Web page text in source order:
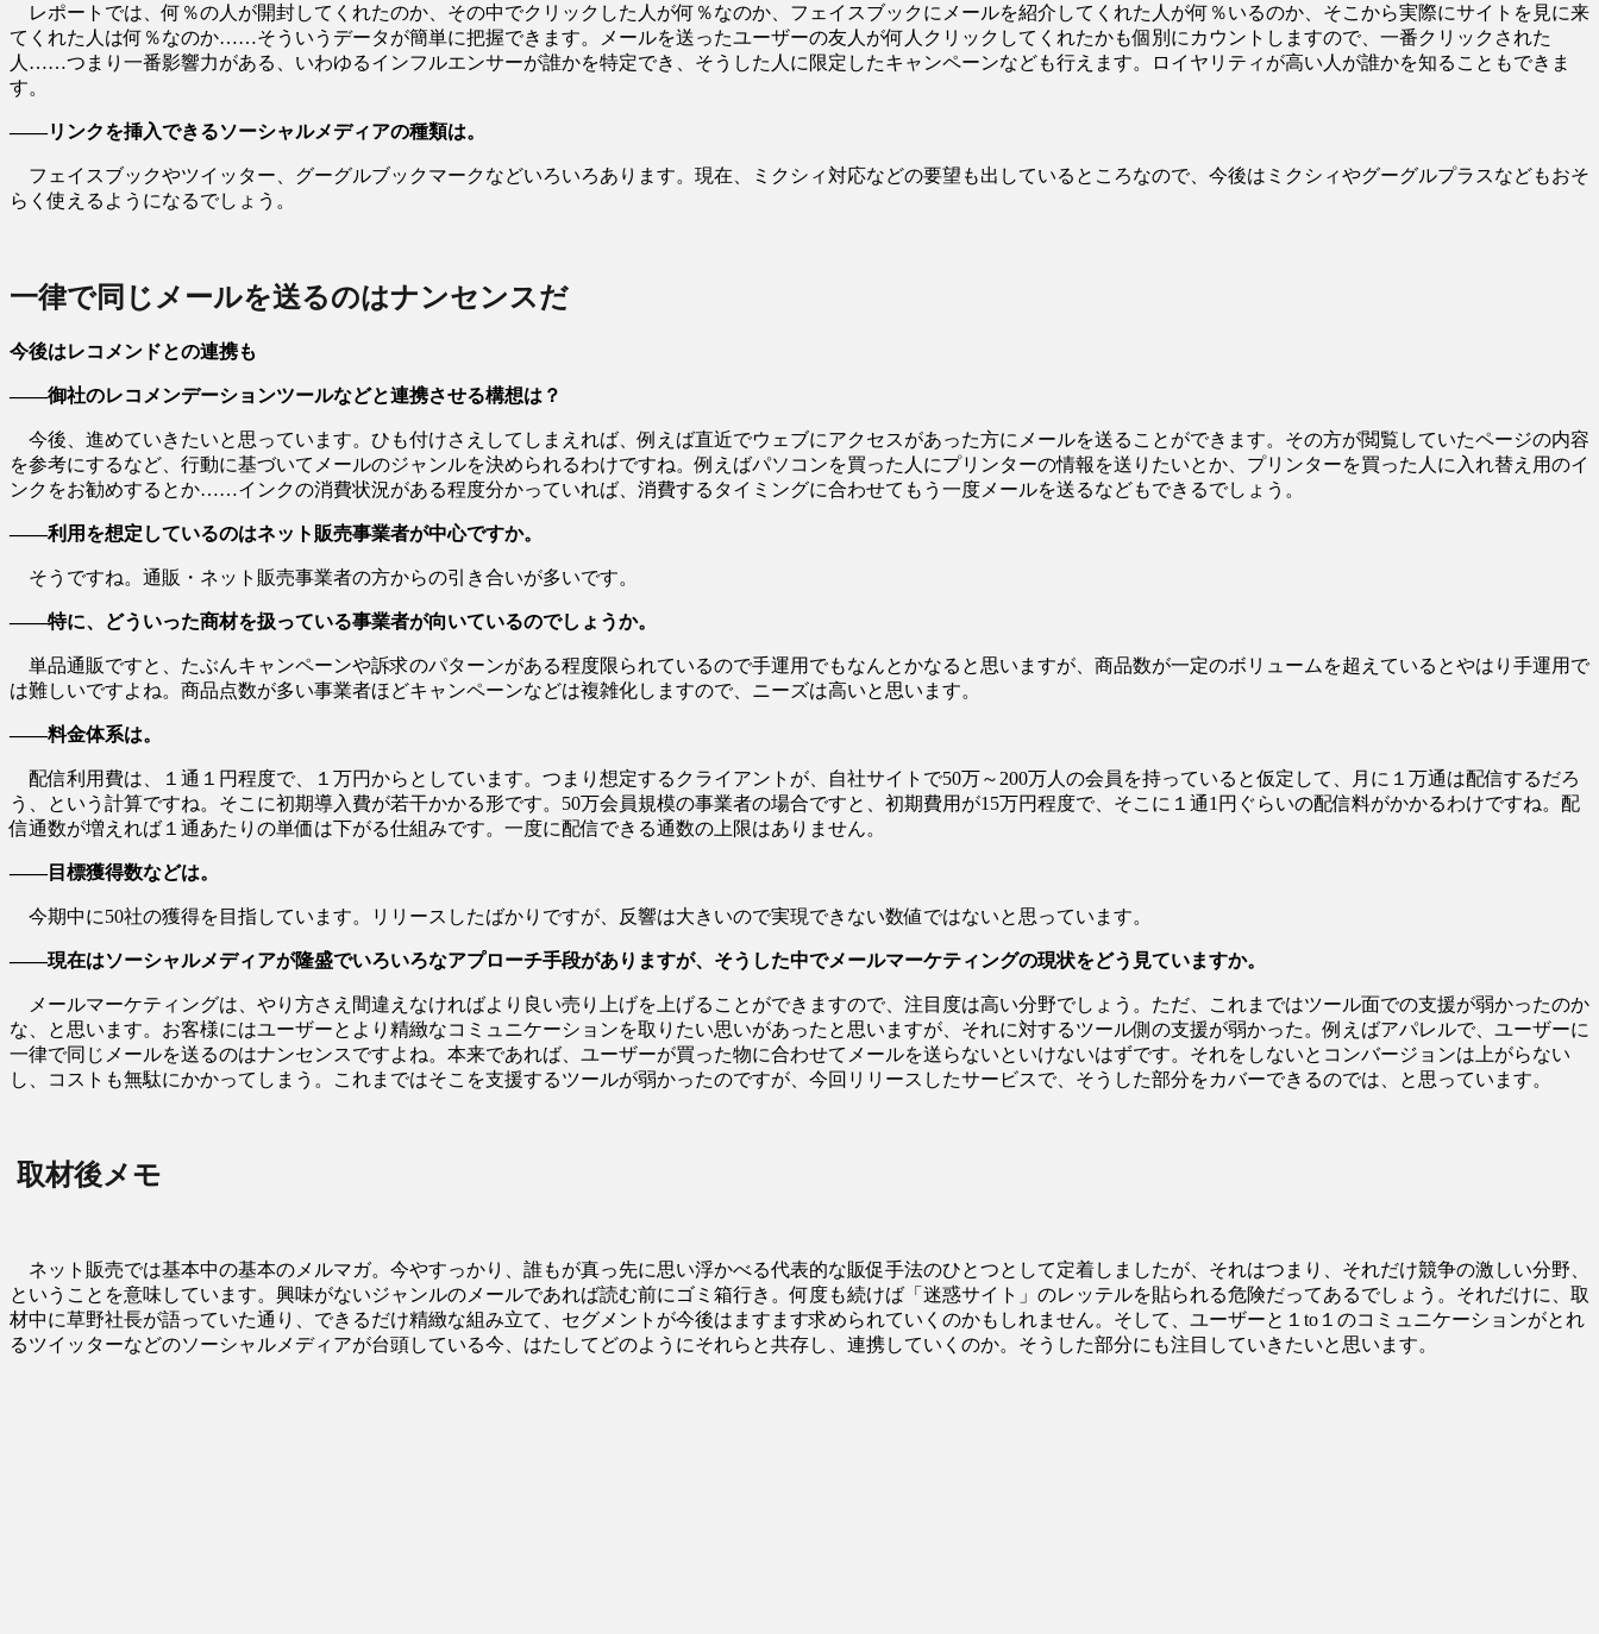
レポートでは、何％の人が開封してくれたのか、その中でクリックした人が何％なのか、フェイスブックにメールを紹介してくれた人が何％いるのか、そこから実際にサイトを見に来
てくれた人は何％なのか……そういうデータが簡単に把握できます。メールを送ったユーザーの友人が何人クリックしてくれたかも個別にカウントしますので、一番クリックされた
人……つまり一番影響力がある、いわゆるインフルエンサーが誰かを特定でき、そうした人に限定したキャンペーンなども行えます。ロイヤリティが高い人が誰かを知ることもできま
す。
――リンクを挿入できるソーシャルメディアの種類は。
フェイスブックやツイッター、グーグルブックマークなどいろいろあります。現在、ミクシィ対応などの要望も出しているところなので、今後はミクシィやグーグルプラスなどもおそ
らく使えるようになるでしょう。
一律で同じメールを送るのはナンセンスだ
今後はレコメンドとの連携も
――御社のレコメンデーションツールなどと連携させる構想は？
今後、進めていきたいと思っています。ひも付けさえしてしまえれば、例えば直近でウェブにアクセスがあった方にメールを送ることができます。その方が閲覧していたページの内容
を参考にするなど、行動に基づいてメールのジャンルを決められるわけですね。例えばパソコンを買った人にプリンターの情報を送りたいとか、プリンターを買った人に入れ替え用のイ
ンクをお勧めするとか……インクの消費状況がある程度分かっていれば、消費するタイミングに合わせてもう一度メールを送るなどもできるでしょう。
――利用を想定しているのはネット販売事業者が中心ですか。
そうですね。通販・ネット販売事業者の方からの引き合いが多いです。
――特に、どういった商材を扱っている事業者が向いているのでしょうか。
単品通販ですと、たぶんキャンペーンや訴求のパターンがある程度限られているので手運用でもなんとかなると思いますが、商品数が一定のボリュームを超えているとやはり手運用で
は難しいですよね。商品点数が多い事業者ほどキャンペーンなどは複雑化しますので、ニーズは高いと思います。
――料金体系は。
配信利用費は、１通１円程度で、１万円からとしています。つまり想定するクライアントが、自社サイトで50万～200万人の会員を持っていると仮定して、月に１万通は配信するだろ
う、という計算ですね。そこに初期導入費が若干かかる形です。50万会員規模の事業者の場合ですと、初期費用が15万円程度で、そこに１通1円ぐらいの配信料がかかるわけですね。配
信通数が増えれば１通あたりの単価は下がる仕組みです。一度に配信できる通数の上限はありません。
――目標獲得数などは。
今期中に50社の獲得を目指しています。リリースしたばかりですが、反響は大きいので実現できない数値ではないと思っています。
――現在はソーシャルメディアが隆盛でいろいろなアプローチ手段がありますが、そうした中でメールマーケティングの現状をどう見ていますか。
メールマーケティングは、やり方さえ間違えなければより良い売り上げを上げることができますので、注目度は高い分野でしょう。ただ、これまではツール面での支援が弱かったのか
な、と思います。お客様にはユーザーとより精緻なコミュニケーションを取りたい思いがあったと思いますが、それに対するツール側の支援が弱かった。例えばアパレルで、ユーザーに
一律で同じメールを送るのはナンセンスですよね。本来であれば、ユーザーが買った物に合わせてメールを送らないといけないはずです。それをしないとコンバージョンは上がらない
し、コストも無駄にかかってしまう。これまではそこを支援するツールが弱かったのですが、今回リリースしたサービスで、そうした部分をカバーできるのでは、と思っています。
取材後メモ
ネット販売では基本中の基本のメルマガ。今やすっかり、誰もが真っ先に思い浮かべる代表的な販促手法のひとつとして定着しましたが、それはつまり、それだけ競争の激しい分野、
ということを意味しています。興味がないジャンルのメールであれば読む前にゴミ箱行き。何度も続けば「迷惑サイト」のレッテルを貼られる危険だってあるでしょう。それだけに、取
材中に草野社長が語っていた通り、できるだけ精緻な組み立て、セグメントが今後はますます求められていくのかもしれません。そして、ユーザーと１to１のコミュニケーションがとれ
るツイッターなどのソーシャルメディアが台頭している今、はたしてどのようにそれらと共存し、連携していくのか。そうした部分にも注目していきたいと思います。